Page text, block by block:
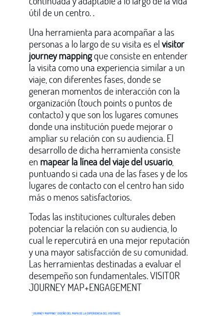
útil de un centro. .
Una herramienta para acompañar a las
personas a lo largo de su visita es elvisitor
journey mappingque consiste en entender
la visita como una experiencia similar a un
viaje, con diferentes fases, donde se
generan momentos de interacción con la
organización (touch points o puntos de
contacto) y que son los lugares comunes
donde una institución puede mejorar o
ampliar su relación con su audiencia. El
desarrollo de dicha herramienta consiste
en mapear la línea del viaje del usuario,
puntuando si cada una de las fases y de los
lugares de contacto con el centro han sido
más o menos satisfactorios.
Todas las instituciones culturales deben
potenciar la relación con su audiencia, lo
cual le repercutirá en una mejor reputación
y una mayor satisfacción de su comunidad.
Las herramientas destinadas a evaluar el
desempeño son fundamentales. VISITOR
JOURNEY MAP+ENGAGEMENT